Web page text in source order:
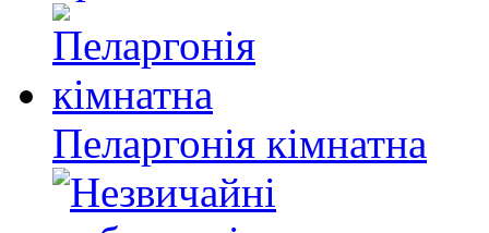
Пеларгонія кімнатна